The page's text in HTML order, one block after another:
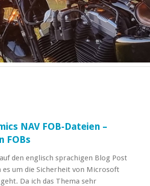
NAV FOB-Dateien –
FOBs
den englisch sprachigen Blog Post
es um die Sicherheit von Microsoft
Da ich das Thema sehr